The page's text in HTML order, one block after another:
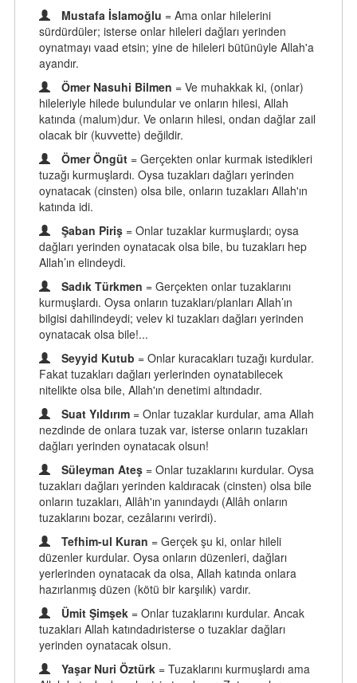
Mustafa İslamoğlu = Ama onlar hilelerini
sürdürdüler; isterse onlar hileleri dağları yerinden
oynatmayı vaad etsin; yine de hileleri bütünüyle Allah'a
ayandır.
Ömer Nasuhi Bilmen = Ve muhakkak ki, (onlar)
hileleriyle hilede bulundular ve onların hilesi, Allah
katında (malum)dur. Ve onların hilesi, ondan dağlar zail
olacak bir (kuvvette) değildir.
Ömer Öngüt = Gerçekten onlar kurmak istedikleri
tuzağı kurmuşlardı. Oysa tuzakları dağları yerinden
oynatacak (cinsten) olsa bile, onların tuzakları Allah'ın
katında idi.
Şaban Piriş = Onlar tuzaklar kurmuşlardı; oysa
dağları yerinden oynatacak olsa bile, bu tuzakları hep
Allah’ın elindeydi.
Sadık Türkmen = Gerçekten onlar tuzaklarını
kurmuşlardı. Oysa onların tuzakları/planları Allah’ın
bilgisi dahilindeydi; velev ki tuzakları dağları yerinden
oynatacak olsa bile!...
Seyyid Kutub = Onlar kuracakları tuzağı kurdular.
Fakat tuzakları dağları yerlerinden oynatabilecek
nitelikte olsa bile, Allah'ın denetimi altındadır.
Suat Yıldırım = Onlar tuzaklar kurdular, ama Allah
nezdinde de onlara tuzak var, isterse onların tuzakları
dağları yerinden oynatacak olsun!
Süleyman Ateş = Onlar tuzaklarını kurdular. Oysa
tuzakları dağları yerinden kaldıracak (cinsten) olsa bile
onların tuzakları, Allâh'ın yanındaydı (Allâh onların
tuzaklarını bozar, cezâlarını verirdi).
Tefhim-ul Kuran = Gerçek şu ki, onlar hileli
düzenler kurdular. Oysa onların düzenleri, dağları
yerlerinden oynatacak da olsa, Allah katında onlara
hazırlanmış düzen (kötü bir karşılık) vardır.
Ümit Şimşek = Onlar tuzaklarını kurdular. Ancak
tuzakları Allah katındadıristerse o tuzaklar dağları
yerinden oynatacak olsun.
Yaşar Nuri Öztürk = Tuzaklarını kurmuşlardı ama